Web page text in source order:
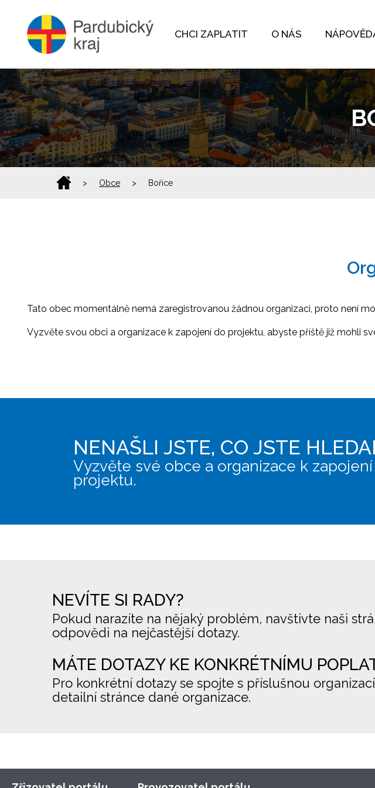
CHCI ZAPLATIT O NÁS
> Obce > Bořice
Tato obec momentálně nemá zaregistrovanou žádnou organizaci, proto není
Vyzvěte svou obci a organizace k zapojení do projektu, abyste příště již mohli
NENAŠLI JSTE, CO JSTE
Vyzvěte své obce a organizace k
projektu.
NEVÍTE SI RADY?
Pokud narazíte na nějaký problém, navštivte naši
odpovědi na nejčastější dotazy.
MÁTE DOTAZY KE KONKRÉTNÍMU
Pro konkrétní dotazy se spojte s příslušnou
detailní stránce dané organizace.